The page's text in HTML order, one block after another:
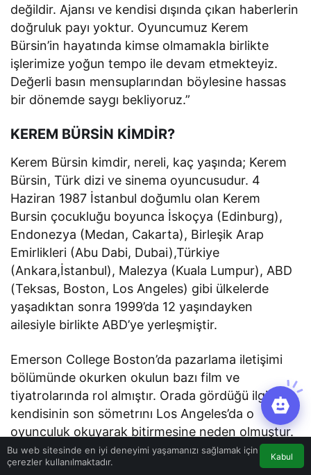
değildir. Ajansı ve kendisi dışında çıkan haberlerin
doğruluk payı yoktur. Oyuncumuz Kerem
Bürsin’in hayatında kimse olmamakla birlikte
işlerimize yoğun tempo ile devam etmekteyiz.
Değerli basın mensuplarından böylesine hassas
bir dönemde saygı bekliyoruz.”
KEREM BÜRSİN KİMDİR?
Kerem Bürsin kimdir, nereli, kaç yaşında; Kerem
Bürsin, Türk dizi ve sinema oyuncusudur. 4
Haziran 1987 İstanbul doğumlu olan Kerem
Bursin çocukluğu boyunca İskoçya (Edinburg),
Endonezya (Medan, Cakarta), Birleşik Arap
Emirlikleri (Abu Dabi, Dubai),Türkiye
(Ankara,İstanbul), Malezya (Kuala Lumpur), ABD
(Teksas, Boston, Los Angeles) gibi ülkelerde
yaşadıktan sonra 1999’da 12 yaşındayken
ailesiyle birlikte ABD’ye yerleşmiştir.
Emerson College Boston’da pazarlama iletişimi
bölümünde okurken okulun bazı film ve
tiyatrolarında rol almıştır. Orada gördüğü ilgi
kendisinin son sömetrını Los Angeles’da o
oyunculuk okuyarak bitirmesine neden olmuştur.
ABD genelindeki liseler arası tiyatro yarışmasında
en iyi erkek oyuncu seçilmişti.
Bu web sitesinde en iyi deneyimi yaşamanızı sağlamak için
çerezler kullanılmaktadır.
Kabul